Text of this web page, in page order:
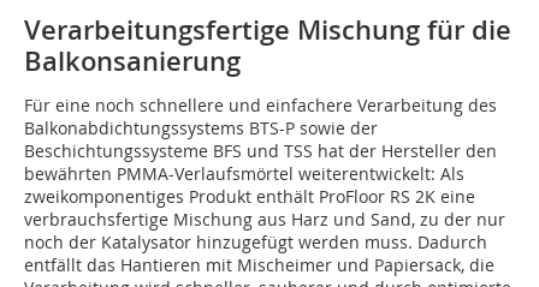
Verarbeitungsfertige Mischung für die
Balkonsanierung
Für eine noch schnellere und einfachere Verarbeitung des
Balkonabdichtungssystems BTS-P sowie der
Beschichtungssysteme BFS und TSS hat der Hersteller den
bewährten PMMA-Verlaufsmörtel weiterentwickelt: Als
zweikomponentiges Produkt enthält ProFloor RS 2K eine
verbrauchsfertige Mischung aus Harz und Sand, zu der nur
noch der Katalysator hinzugefügt werden muss. Dadurch
entfällt das Hantieren mit Mischeimer und Papiersack, die